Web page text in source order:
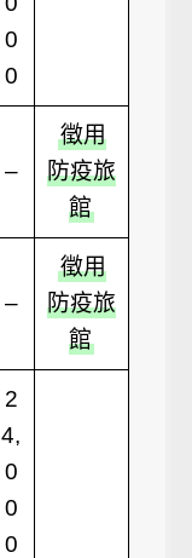
0
0
–
徵用
防疫旅
館
–
徵用
防疫旅
館
2
4,
0
0
0